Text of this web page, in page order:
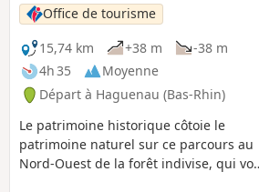
Office de tourisme
15,74 km
+38 m
-38 m
4h 35
Moyenne
Départ à Haguenau (Bas-Rhin)
Le patrimoine historique côtoie le
patrimoine naturel sur ce parcours au
Nord-Ouest de la forêt indivise, qui